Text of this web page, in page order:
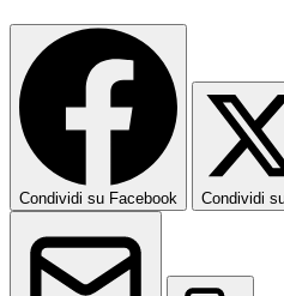
Condividi su Facebook Condividi